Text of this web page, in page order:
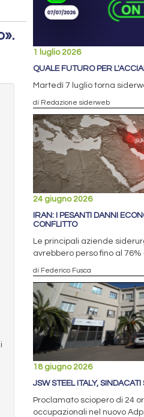
1 luglio 2026
QUALE FUTURO PER
Martedì 7 luglio torna
di Redazione siderweb
24 giugno 2026
IRAN: I PESANTI DANNI
CONFLITTO
Le principali aziende
avrebbero perso fino al
di Federico Fusca
18 giugno 2026
JSW STEEL ITALY,
Proclamato sciopero di 24
occupazionali nel nuovo